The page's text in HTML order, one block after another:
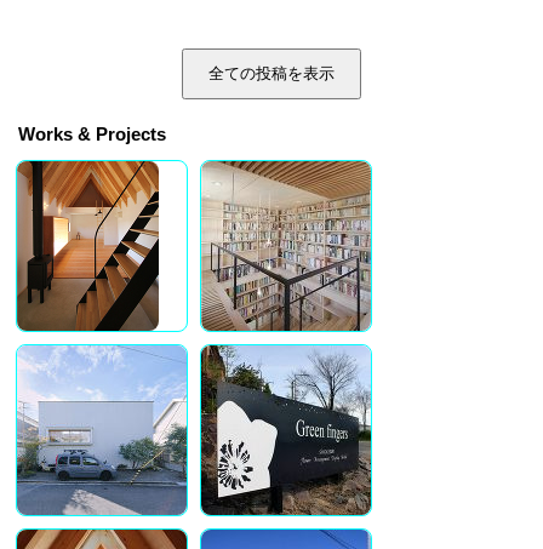
全ての投稿を表示
Works & Projects